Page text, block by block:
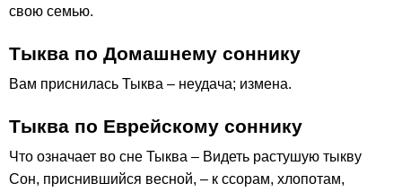
свою семью.
Тыква по Домашнему соннику
Вам приснилась Тыква – неудача; измена.
Тыква по Еврейскому соннику
Что означает во сне Тыква – Видеть растушую тыкву
Сон, приснившийся весной, – к ссорам, хлопотам,